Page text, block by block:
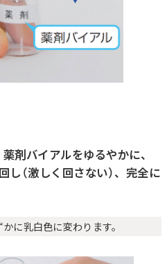
剤バイアルをゆるやかに、
（激しく回さない）、完全に
に乳白色に変わります。